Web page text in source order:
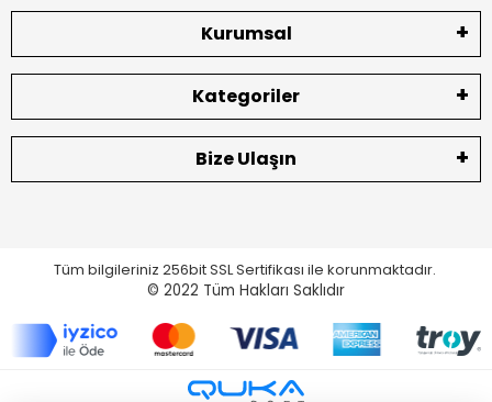
Kurumsal
Kategoriler
Bize Ulaşın
Tüm bilgileriniz 256bit SSL Sertifikası ile korunmaktadır.
© 2022 Tüm Hakları Saklıdır